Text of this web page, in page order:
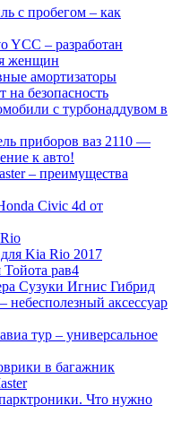
с пробегом – как
YCC – разработан
женщин
амортизаторы
безопасность
с турбонаддувом в
приборов ваз 2110 —
к авто!
– преимущества
Civic 4d от
Kia Rio 2017
рав4
Сузуки Игнис Гибрид
небесполезный аксессуар
тур – универсальное
в багажник
Что нужно